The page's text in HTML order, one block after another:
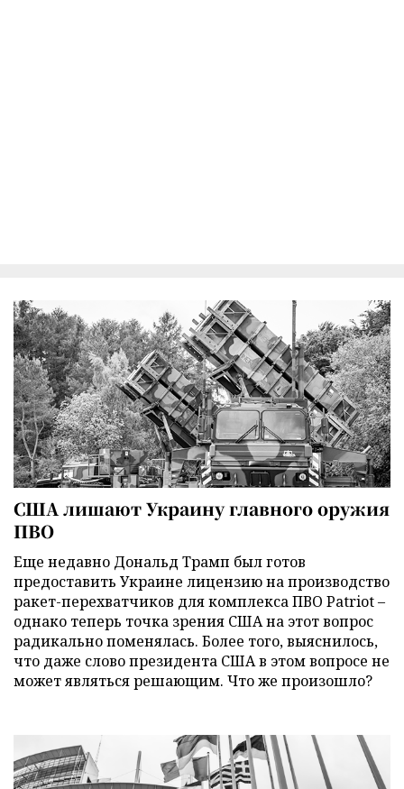
США лишают Украину главного оружия
ПВО
Еще недавно Дональд Трамп был готов
предоставить Украине лицензию на производство
ракет-перехватчиков для комплекса ПВО Patriot –
однако теперь точка зрения США на этот вопрос
радикально поменялась. Более того, выяснилось,
что даже слово президента США в этом вопросе не
может являться решающим. Что же произошло?